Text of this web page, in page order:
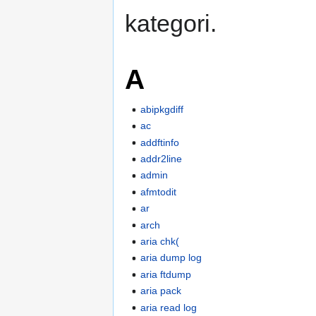
kategori.
A
abipkgdiff
ac
addftinfo
addr2line
admin
afmtodit
ar
arch
aria chk(
aria dump log
aria ftdump
aria pack
aria read log